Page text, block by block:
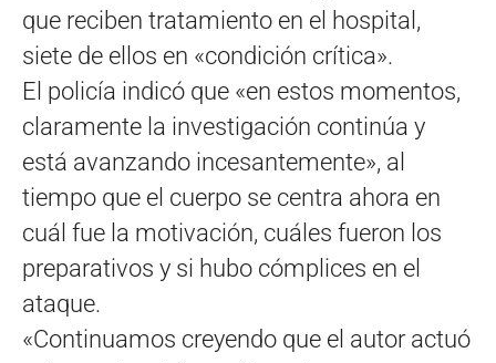
que reciben tratamiento en el hospital,
siete de ellos en «condición crítica».
El policía indicó que «en estos momentos,
claramente la investigación continúa y
está avanzando incesantemente», al
tiempo que el cuerpo se centra ahora en
cuál fue la motivación, cuáles fueron los
preparativos y si hubo cómplices en el
ataque.
«Continuamos creyendo que el autor actuó